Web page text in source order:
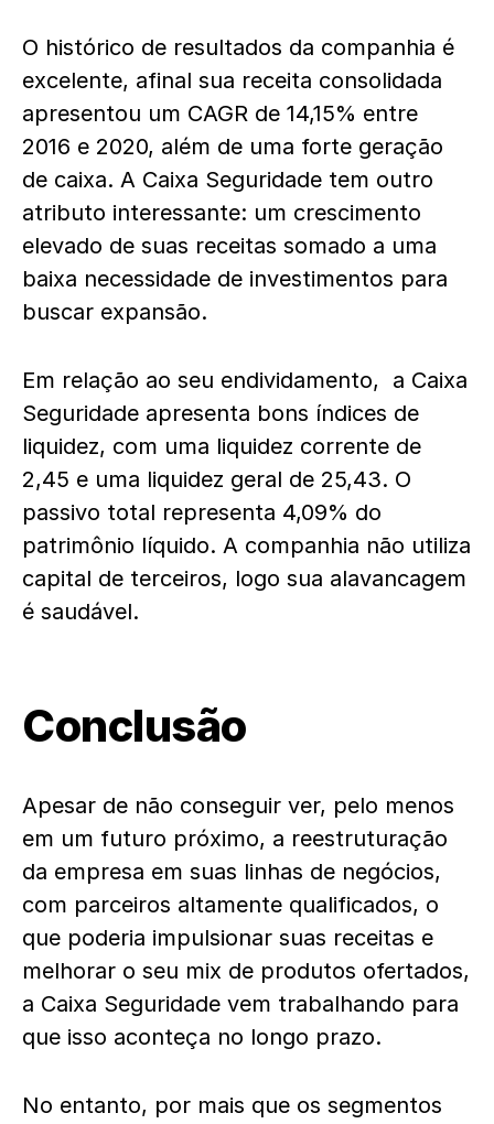
O histórico de resultados da companhia é
excelente, afinal sua receita consolidada
apresentou um CAGR de 14,15% entre
2016 e 2020, além de uma forte geração
de caixa. A Caixa Seguridade tem outro
atributo interessante: um crescimento
elevado de suas receitas somado a uma
baixa necessidade de investimentos para
buscar expansão.
Em relação ao seu endividamento, a Caixa
Seguridade apresenta bons índices de
liquidez, com uma liquidez corrente de
2,45 e uma liquidez geral de 25,43. O
passivo total representa 4,09% do
patrimônio líquido. A companhia não utiliza
capital de terceiros, logo sua alavancagem
é saudável.
Conclusão
Apesar de não conseguir ver, pelo menos
em um futuro próximo, a reestruturação
da empresa em suas linhas de negócios,
com parceiros altamente qualificados, o
que poderia impulsionar suas receitas e
melhorar o seu mix de produtos ofertados,
a Caixa Seguridade vem trabalhando para
que isso aconteça no longo prazo.
No entanto, por mais que os segmentos